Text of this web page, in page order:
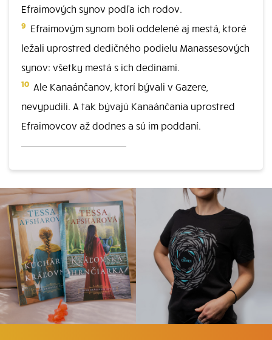
Efraimových synov podľa ich rodov.
9 Efraimovým synom boli oddelené aj mestá, ktoré
ležali uprostred dedičného podielu Manassesových
synov: všetky mestá s ich dedinami.
10 Ale Kanaánčanov, ktorí bývali v Gazere,
nevypudili. A tak bývajú Kanaánčania uprostred
Efraimovcov až dodnes a sú im poddaní.